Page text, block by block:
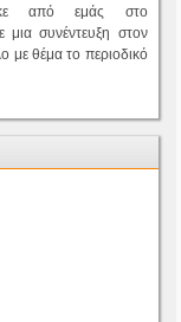
από εμάς στο
μια συνέντευξη στον
με θέμα το περιοδικό